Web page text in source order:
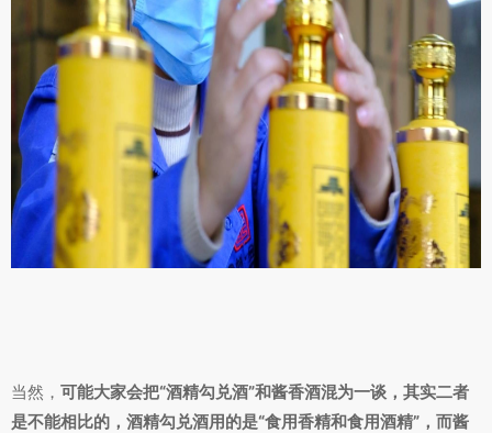
当然， 可能大家会把“酒精勾兑酒”和酱香酒混为一谈，其实二者
是不能相比的，酒精勾兑酒用的是“食用香精和食用酒精”，而酱